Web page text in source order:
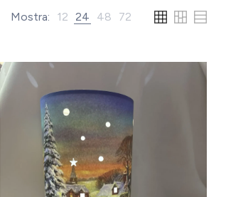
Mostra: 12 24 48 72